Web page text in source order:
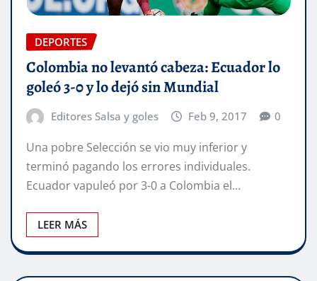
DEPORTES
Colombia no levantó cabeza: Ecuador lo
goleó 3-0 y lo dejó sin Mundial
Editores Salsa y goles Feb 9, 2017 0
Una pobre Selección se vio muy inferior y
terminó pagando los errores individuales.
Ecuador vapuleó por 3-0 a Colombia el…
LEER MÁS